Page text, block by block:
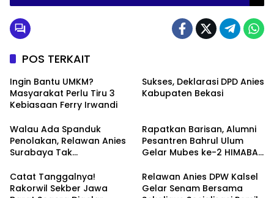
POS TERKAIT
Ingin Bantu UMKM?
Masyarakat Perlu Tiru 3
Kebiasaan Ferry Irwandi
Sukses, Deklarasi DPD Anies
Kabupaten Bekasi
Walau Ada Spanduk
Penolakan, Relawan Anies
Surabaya Tak
Rapatkan Barisan, Alumni
Pesantren Bahrul Ulum
Gelar Mubes ke-2 HIMABAS
Semarang
Catat Tanggalnya!
Rakorwil Sekber Jawa
Relawan Anies DPW Kalsel
Gelar Senam Bersama